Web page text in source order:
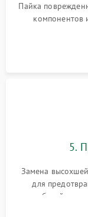
Пайка
компонентов
матрицы,
SSD
5.
Замена
для
кабелей,
надежная